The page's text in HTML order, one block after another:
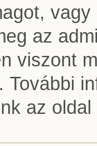
az
viszont
az